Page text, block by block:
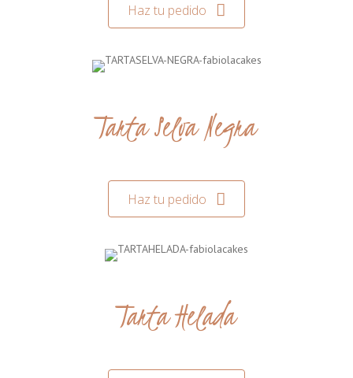
Haz tu pedido
Tarta Selva Negra
Haz tu pedido
Tarta Helada